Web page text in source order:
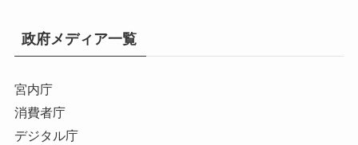
政府メディア一覧
宮内庁
消費者庁
デジタル庁